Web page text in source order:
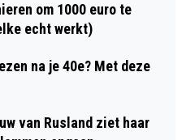
om 1000 euro te
echt werkt)
na je 40e? Met deze
van Rusland ziet haar